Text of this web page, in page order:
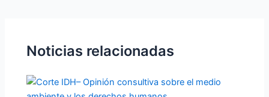
Noticias relacionadas